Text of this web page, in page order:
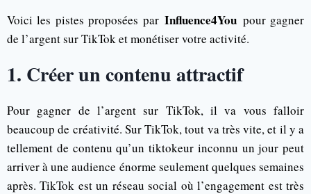
Voici les pistes proposées parInfluence4You pour gagner
de l’argent sur TikTok et monétiser votre activité.
1. Créer un contenu attractif
Pour gagner de l’argent sur TikTok, il va vous falloir
beaucoup de créativité. Sur TikTok, tout va très vite, et il y a
tellement de contenu qu’un tiktokeur inconnu un jour peut
arriver à une audience énorme seulement quelques semaines
après. TikTok est un réseau social où l’engagement est très